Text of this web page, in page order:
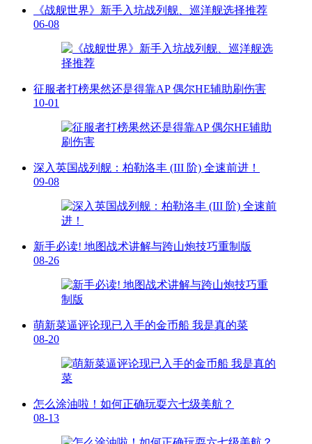
《战舰世界》新手入坑战列舰、巡洋舰选择推荐
06-08
征服者打榜果然还是得靠AP 偶尔HE辅助刷伤害
10-01
深入英国战列舰：柏勒洛丰 (III 阶) 全速前进！
09-08
新手必读! 地图战术讲解与跨山炮技巧重制版
08-26
萌新菜逼评论现已入手的金币船 我是真的菜
08-20
怎么涂油啦！如何正确玩耍六七级美航？
08-13